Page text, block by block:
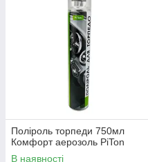
Поліроль торпеди 750мл
Комфорт аерозоль PiTon
В наявності